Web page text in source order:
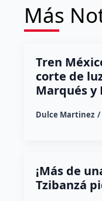
Más
Tren
corte de
Marqués y
Dulce Martinez
¡Más de
Tzibanzá